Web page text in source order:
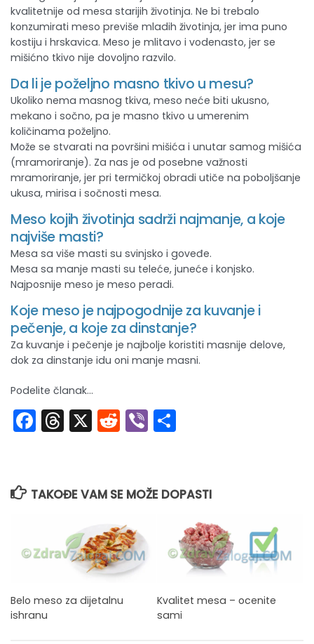
kvalitetnije od mesa starijih životinja. Ne bi trebalo
konzumirati meso previše mladih životinja, jer ima puno
kostiju i hrskavica. Meso je mlitavo i vodenasto, jer se
mišićno tkivo nije dovoljno razvilo.
Da li je poželjno masno tkivo u mesu?
Ukoliko nema masnog tkiva, meso neće biti ukusno,
mekano i sočno, pa je masno tkivo u umerenim
količinama poželjno.
Može se stvarati na površini mišića i unutar samog mišića
(mramoriranje). Za nas je od posebne važnosti
mramoriranje, jer pri termičkoj obradi utiče na poboljšanje
ukusa, mirisa i sočnosti mesa.
Meso kojih životinja sadrži najmanje, a koje
najviše masti?
Mesa sa više masti su svinjsko i goveđe.
Mesa sa manje masti su teleće, juneće i konjsko.
Najposnije meso je meso peradi.
Koje meso je najpogodnije za kuvanje i
pečenje, a koje za dinstanje?
Za kuvanje i pečenje je najbolje koristiti masnije delove,
dok za dinstanje idu oni manje masni.
Podelite članak...
Facebook
Threads
X Reddit
Viber
TAKOĐE VAM SE MOŽE DOPASTI
Belo meso za dijetalnu
ishranu
Kvalitet mesa – ocenite
sami